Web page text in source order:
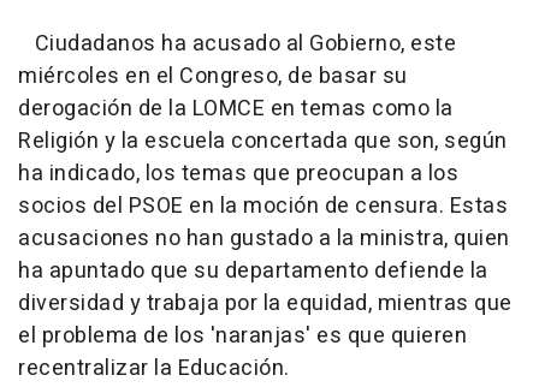
Ciudadanos ha acusado al Gobierno, este
miércoles en el Congreso, de basar su
derogación de la LOMCE en temas como la
Religión y la escuela concertada que son, según
ha indicado, los temas que preocupan a los
socios del PSOE en la moción de censura. Estas
acusaciones no han gustado a la ministra, quien
ha apuntado que su departamento defiende la
diversidad y trabaja por la equidad, mientras que
el problema de los 'naranjas' es que quieren
recentralizar la Educación.